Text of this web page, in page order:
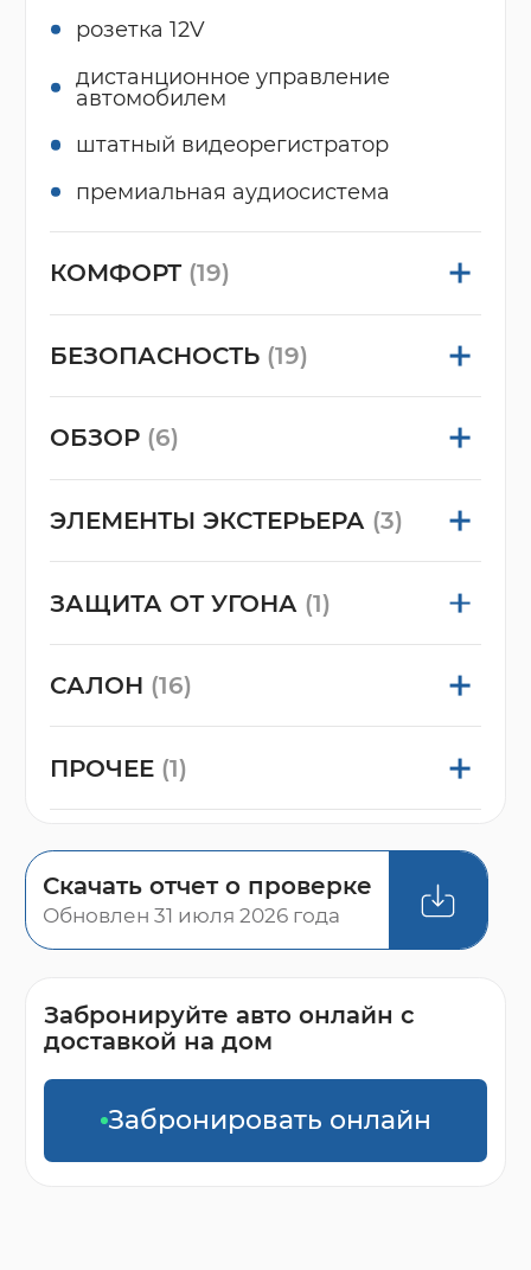
розетка 12V
дистанционное управление
автомобилем
штатный видеорегистратор
премиальная аудиосистема
КОМФОРТ (19)
БЕЗОПАСНОСТЬ (19)
ОБЗОР (6)
ЭЛЕМЕНТЫ ЭКСТЕРЬЕРА (3)
ЗАЩИТА ОТ УГОНА (1)
САЛОН (16)
ПРОЧЕЕ (1)
Скачать отчет о проверке
Обновлен 31 июля 2026 года
Забронируйте авто онлайн с
доставкой на дом
Забронировать онлайн